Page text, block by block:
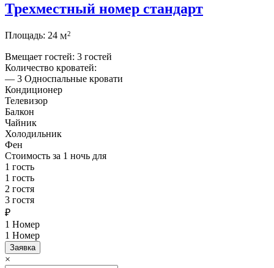
Трехместный номер стандарт
Площадь: 24 М2
Вмещает гостей: 3 гостей
Количество кроватей:
— 3 Односпальные кровати
Кондиционер
Телевизор
Балкон
Чайник
Холодильник
Фен
Стоимость за 1 ночь для
1 гость
1 гость
2 гостя
3 гостя
₽
1 Номер
1 Номер
Заявка
×